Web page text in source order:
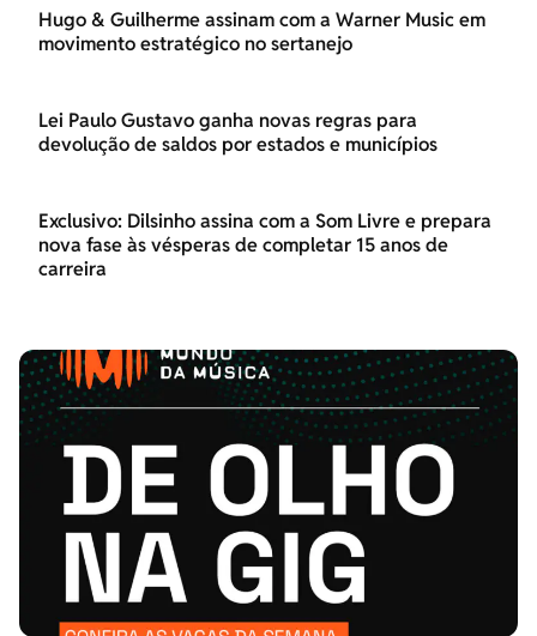
Hugo & Guilherme assinam com a Warner Music em
movimento estratégico no sertanejo
Lei Paulo Gustavo ganha novas regras para
devolução de saldos por estados e municípios
Exclusivo: Dilsinho assina com a Som Livre e prepara
nova fase às vésperas de completar 15 anos de
carreira